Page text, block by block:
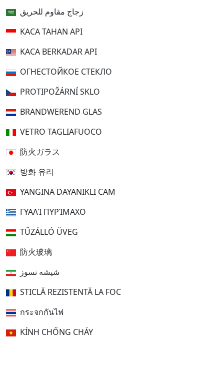
زجاج مقاوم للحريق
KACA TAHAN API
KACA BERKADAR API
ОГНЕСТОЙКОЕ СТЕКЛО
PROTIPOŽÁRNÍ SKLO
BRANDWEREND GLAS
VETRO TAGLIAFUOCO
防火ガラス
방화 유리
YANGINA DAYANIKLI CAM
ΓΥΑΛΊ ΠΥΡΊΜΑΧΟ
TŰZÁLLÓ ÜVEG
防火玻璃
شیشه نسوز
STICLĂ REZISTENTĂ LA FOC
กระจกกันไฟ
KÍNH CHỐNG CHÁY